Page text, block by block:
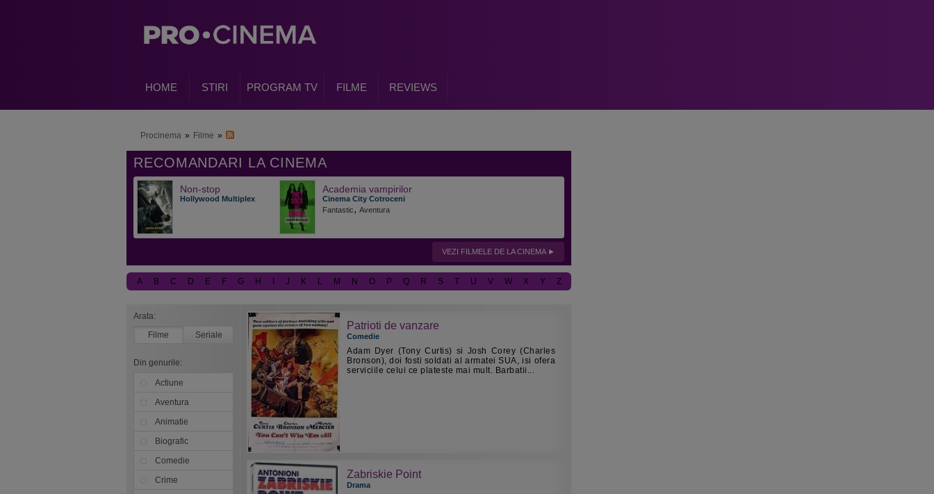
HOME STIRI PROGRAM TV FILME REVIEWS
Procinema » Filme »
Non-stop
Hollywood Multiplex
Academia vampirilor
Cinema City Cotroceni
Fantastic, Aventura
VEZI FILMELE DE LA CINEMA
A B C D E F G H J K L M N O P Q R S T U V W X Y Z
Arata:
Filme
Seriale
Din genurile:
Actiune
Aventura
Animatie
Biografic
Comedie
Crime
Patrioti de vanzare
Comedie
Adam Dyer (Tony Curtis) si Josh Corey (Charles
Bronson), doi fosti soldati al armatei SUA, isi ofera
serviciile celui ce plateste mai mult. Barbatii...
Zabriskie Point
Drama